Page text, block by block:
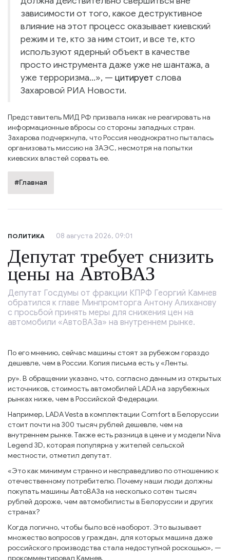
зависимости от того, какое деструктивное
влияние на этот процесс оказывает киевский
режим и те, кто за ним стоит, и все те, кто
используют ядерный объект в качестве
просто инструмента даже уже не шантажа, а
уже терроризма…», — цитирует слова
Захаровой РИА Новости.
Представитель МИД РФ призвала никак не реагировать на
информационные вбросы со стороны западных стран.
Захарова подчеркнула, что Россия неоднократно пыталась
организовать миссию на ЗАЭС, несмотря на попытки
киевских властей сорвать ее.
#Главная
ПОЛИТИКА 08 августа 2026, 09:01
Депутат требует снизить
цены на АвтоВАЗ
Депутат Госдумы от фракции КПРФ Георгий Камнев
обратился к главе Минпромторга Антону Алиханову
с просьбой принять меры для снижения цен на
автомобили «АвтоВАЗа» на внутреннем рынке.
По его мнению, сейчас машины стоят за рубежом гораздо
дешевле, чем в России. Копия письма есть у «Ленты.
ру». В обращении указано, что, согласно данным из открытых
источников, стоимость автомобилей LADA на зарубежных
рынках ниже, чем в Российской Федерации.
Например, LADA Vesta в комплектации Comfort в Белоруссии
стоит почти на 300 тысяч рублей дешевле, чем на
внутреннем рынке. Также есть разница в цене и у модели Niva
Legend 3D, которая популярна у жителей сельской
местности, отметил депутат.
«Это как минимум странно и несправедливо по отношению к
отечественному потребителю. Почему наши люди должны
покупать машины АвтоВАЗа на несколько сотен тысяч
рублей дороже, чем автомобилисты в Белоруссии и других
странах?
Когда логично, чтобы было всё наоборот. Это вызывает
множество вопросов у граждан, для которых машина даже
российского производства стала недоступной роскошью», —